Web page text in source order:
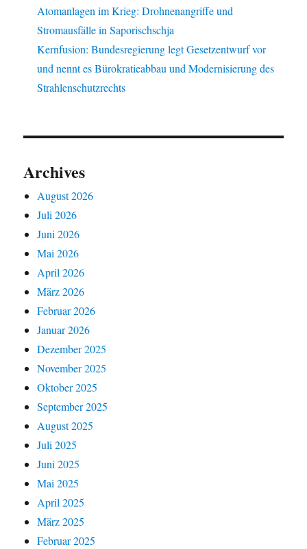
Atomanlagen im Krieg: Drohnenangriffe und
Stromausfälle in Saporischschja
Kernfusion: Bundesregierung legt Gesetzentwurf vor
und nennt es Bürokratieabbau und Modernisierung des
Strahlenschutzrechts
Archives
August 2026
Juli 2026
Juni 2026
Mai 2026
April 2026
März 2026
Februar 2026
Januar 2026
Dezember 2025
November 2025
Oktober 2025
September 2025
August 2025
Juli 2025
Juni 2025
Mai 2025
April 2025
März 2025
Februar 2025